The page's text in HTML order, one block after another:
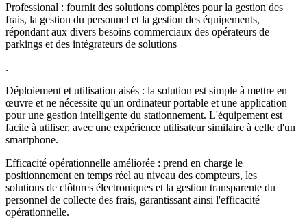
Professional : fournit des solutions complètes pour la gestion des
frais, la gestion du personnel et la gestion des équipements,
répondant aux divers besoins commerciaux des opérateurs de
parkings et des intégrateurs de solutions
.
Déploiement et utilisation aisés : la solution est simple à mettre en
œuvre et ne nécessite qu'un ordinateur portable et une application
pour une gestion intelligente du stationnement. L'équipement est
facile à utiliser, avec une expérience utilisateur similaire à celle d'un
smartphone.
Efficacité opérationnelle améliorée : prend en charge le
positionnement en temps réel au niveau des compteurs, les
solutions de clôtures électroniques et la gestion transparente du
personnel de collecte des frais, garantissant ainsi l'efficacité
opérationnelle.